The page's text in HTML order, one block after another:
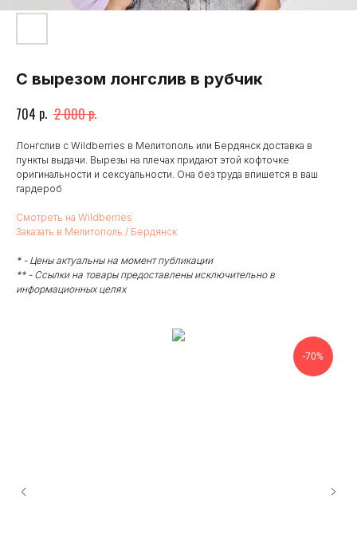
С вырезом лонгслив в рубчик
704 р. 2 000р.
Лонгслив с Wildberries в Мелитополь или Бердянск доставка в
пункты выдачи. Вырезы на плечах придают этой кофточке
оригинальности и сексуальности. Она без труда впишется в ваш
гардероб
Смотреть на Wildberries
Заказать в Мелитополь / Бердянск
* - Цены актуальны на момент публикации
** - Ссылки на товары предоставлены исключительно в
информационных целях
-70%